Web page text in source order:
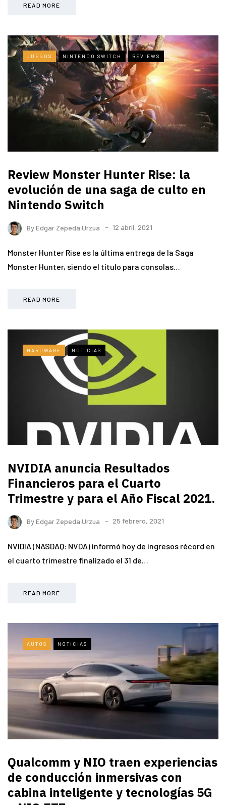
READ MORE
JUEGOS NINTENDO SWITCH REVIEWS
Review Monster Hunter Rise: la
evolución de una saga de culto en
Nintendo Switch
ByEdgar Zepeda Urzua 12 abril, 2021
Monster Hunter Rise es la última entrega de la Saga
Monster Hunter, siendo el título para consolas…
READ MORE
HARDWARE NOTICIAS
NVIDIA anuncia Resultados
Financieros para el Cuarto
Trimestre y para el Año Fiscal 2021.
ByEdgar Zepeda Urzua 25 febrero, 2021
NVIDIA (NASDAQ: NVDA) informó hoy de ingresos récord en
el cuarto trimestre finalizado el 31 de…
READ MORE
AUTOS NOTICIAS
Qualcomm y NIO traen experiencias
de conducción inmersivas con
cabina inteligente y tecnologías 5G